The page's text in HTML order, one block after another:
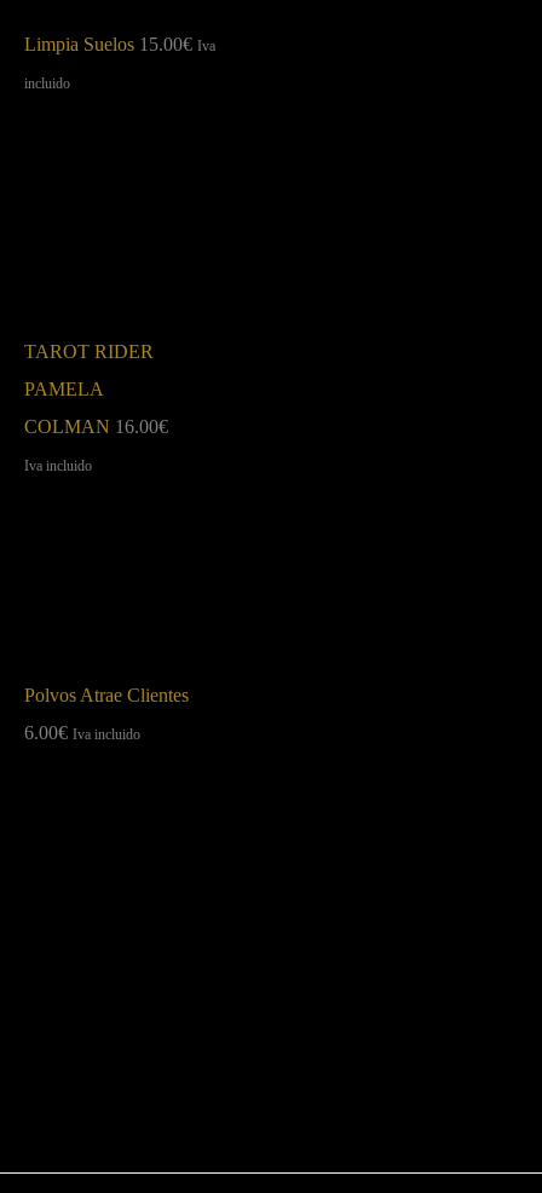
Limpia Suelos 15.00€ Iva
incluido
TAROT RIDER
PAMELA
COLMAN 16.00€
Iva incluido
Polvos Atrae Clientes
6.00€ Iva incluido